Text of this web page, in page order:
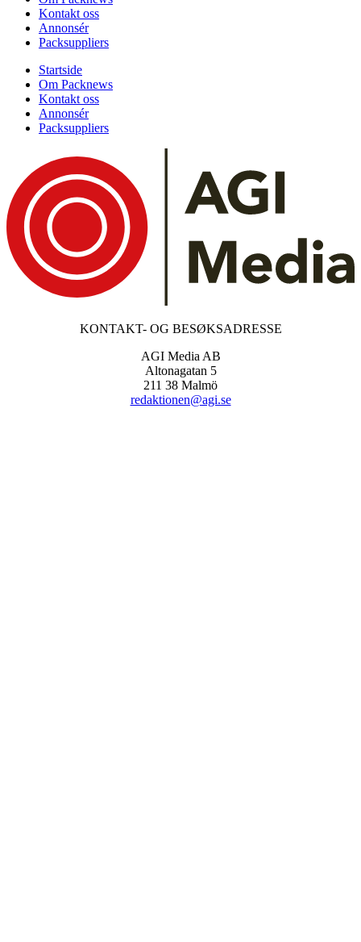
Kontakt oss
Annonsér
Packsuppliers
Startside
Om Packnews
Kontakt oss
Annonsér
Packsuppliers
KONTAKT- OG BESØKSADRESSE
AGI Media AB
Altonagatan 5
211 38 Malmö
redaktionen@agi.se